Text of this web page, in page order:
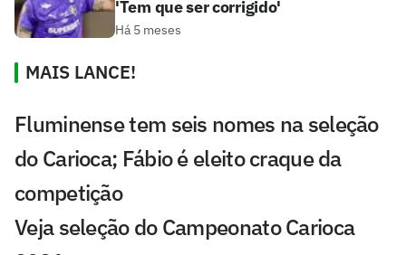
'Tem que ser corrigido'
Há 5 meses
MAIS LANCE!
Fluminense tem seis nomes na seleção
do Carioca; Fábio é eleito craque da
competição
Veja seleção do Campeonato Carioca